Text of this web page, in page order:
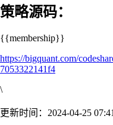
策略源码：
{{membership}}
https://bigquant.com/
7053322141f4
\
更新时间：2024-04-25 07:41